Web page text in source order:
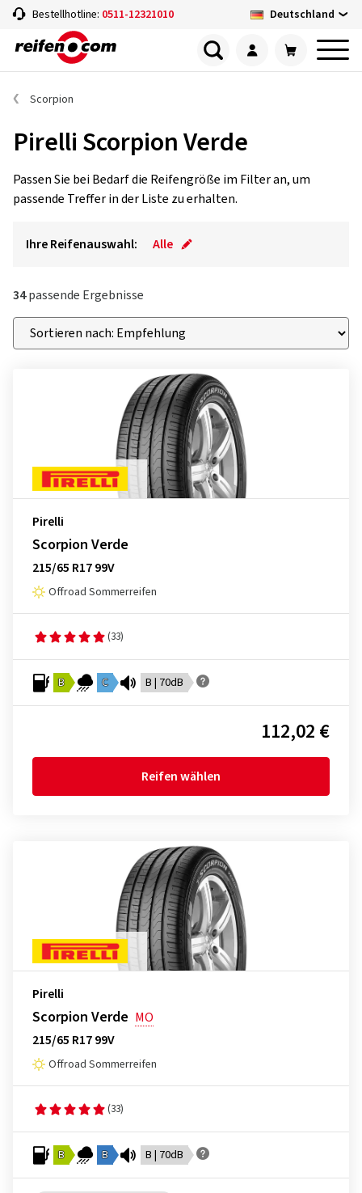
Bestellhotline: 0511-12321010 Deutschland
Scorpion
Pirelli Scorpion Verde
Passen Sie bei Bedarf die Reifengröße im Filter an, um
passende Treffer in der Liste zu erhalten.
Ihre Reifenauswahl: Alle
34passende Ergebnisse
Pirelli
Scorpion Verde
215/65 R17 99V
Offroad Sommerreifen
(33)
B C B | 70dB
112,02 €
Reifen wählen
Pirelli
Scorpion Verde MO
215/65 R17 99V
Offroad Sommerreifen
(33)
B B B | 70dB